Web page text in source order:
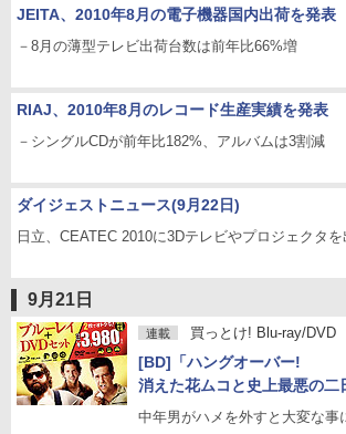
JEITA、2010年8月の電子機器国内出荷を発表
－8月の薄型テレビ出荷台数は前年比66%増
RIAJ、2010年8月のレコード生産実績を発表
－シングルCDが前年比182%、アルバムは3割減
ダイジェストニュース(9月22日)
日立、CEATEC 2010に3Dテレビやプロジェクタを
9月21日
連載 買っとけ! Blu-ray/DVD
[BD]「ハングオーバー!
消えた花ムコと史上最悪の二
中年男がハメを外すと大変な事